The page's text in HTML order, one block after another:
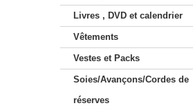
Livres , DVD et calendrier
Vêtements
Vestes et Packs
Soies/Avançons/Cordes de
réserves